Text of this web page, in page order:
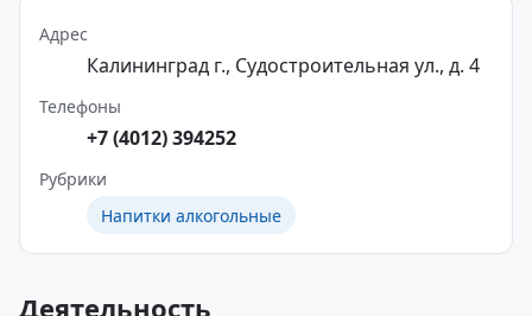
Адрес
Калининград г., Судостроительная ул., д. 4
Телефоны
+7 (4012) 394252
Рубрики
Напитки алкогольные
Деятельность